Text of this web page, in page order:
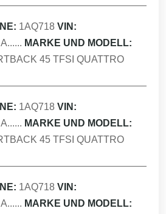
1AQ718 VIN:
MARKE UND MODELL:
45 TFSI QUATTRO
1AQ718 VIN:
MARKE UND MODELL:
45 TFSI QUATTRO
1AQ718 VIN:
MARKE UND MODELL: